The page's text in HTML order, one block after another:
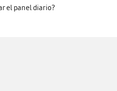
el panel diario?